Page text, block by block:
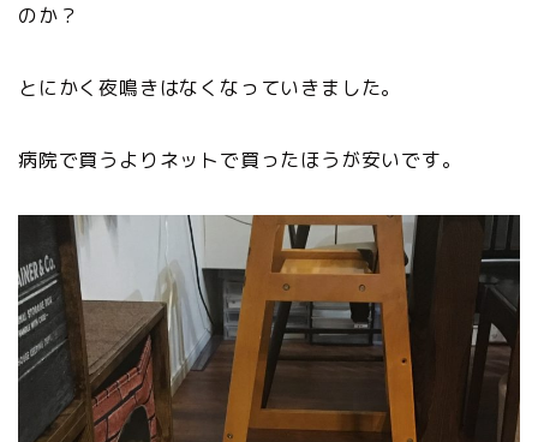
のか？
とにかく夜鳴きはなくなっていきました。
病院で買うよりネットで買ったほうが安いです。